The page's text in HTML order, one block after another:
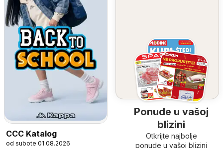
CCC Katalog
od subote 01.08.2026
Ponude u vašoj
blizini
Otkrijte najbolje
ponude u vašoj blizini